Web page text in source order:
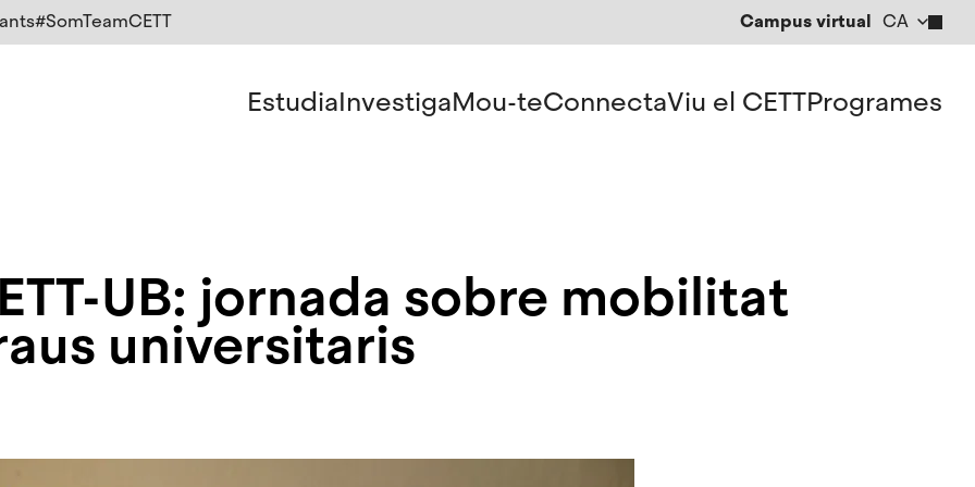
#SomTeamCETT Campus virtual CA
EN
EstudiaInvestigaMou-teConnectaViu el CETTProgrames
UB: jornada sobre mobilitat
universitaris